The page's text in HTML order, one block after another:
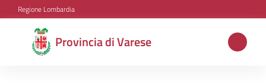
Vai al contenuto
Vai alla navigazione
Vai al footer
Regione Lombardia
Provincia di Varese
Provincia
di